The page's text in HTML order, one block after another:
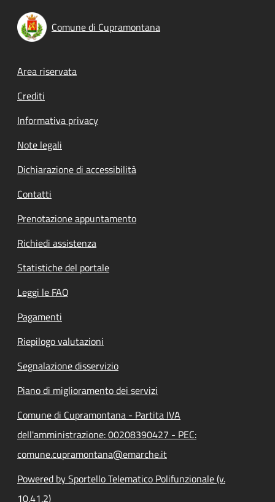
Comune di Cupramontana
Footer menu
Area riservata
Crediti
Informativa privacy
Note legali
Dichiarazione di accessibilità
Contatti
Prenotazione appuntamento
Richiedi assistenza
Statistiche del portale
Leggi le FAQ
Pagamenti
Riepilogo valutazioni
Segnalazione disservizio
Piano di miglioramento dei servizi
Comune di Cupramontana - Partita IVA
dell'amministrazione: 00208390427 - PEC:
comune.cupramontana@emarche.it
Powered by Sportello Telematico Polifunzionale (v.
10.41.2)